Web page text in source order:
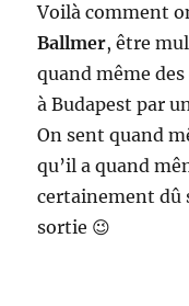
Voilà comment
Ballmer, être
quand même
à Budapest par
On sent quand
qu’il a quand
certainement dû
sortie 😉